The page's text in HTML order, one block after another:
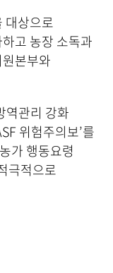
대상으로
고 농장 소독과
본부와
역관리 강화
위험주의보’를
가 행동요령
극적으로